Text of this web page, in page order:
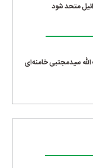
متحد شود
الله سیدمجتبی خامنه‌ای